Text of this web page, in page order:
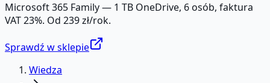
Microsoft 365 Family — 1 TB OneDrive, 6 osób, faktura
VAT 23%. Od 239 zł/rok.
Sprawdź w sklepie
Wiedza